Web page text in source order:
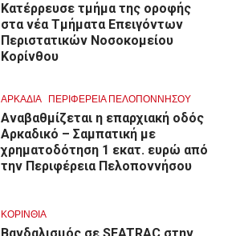
Kατέρρευσε τμήμα της οροφής
στα νέα Τμήματα Επειγόντων
Περιστατικών Νοσοκομείου
Κορίνθου
ΑΡΚΑΔΊΑ ΠΕΡΙΦΈΡΕΙΑ ΠΕΛΟΠΟΝΝΉΣΟΥ
Αναβαθμίζεται η επαρχιακή οδός
Αρκαδικό – Σαμπατική με
χρηματοδότηση 1 εκατ. ευρώ από
την Περιφέρεια Πελοποννήσου
ΚΟΡΙΝΘΊΑ